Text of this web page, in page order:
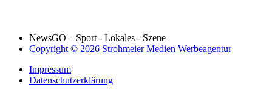
NewsGO – Sport - Lokales - Szene
Copyright © 2026 Strohmeier Medien Werbeagentur
Impressum
Datenschutzerklärung